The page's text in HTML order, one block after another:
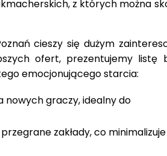
z których można
cieszy się dużym
ofert, prezentujemy listę
emocjonującego starcia:
nowych graczy, idealny do
zakłady, co minimalizuje